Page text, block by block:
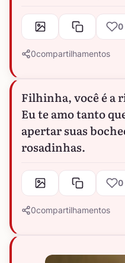
0
0compartilhamentos
Filhinha, você é a
Eu te amo tanto
apertar suas
rosadinhas.
0
0compartilhamentos